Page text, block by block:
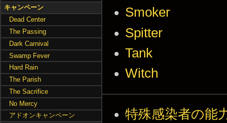
Smoker
Spitter
Tank
Witch
特殊感染者の能
キャンペーン
Dead Center
The Passing
Dark Carnival
Swamp Fever
Hard Rain
The Parish
The Sacrifice
No Mercy
アドオンキャンペーン